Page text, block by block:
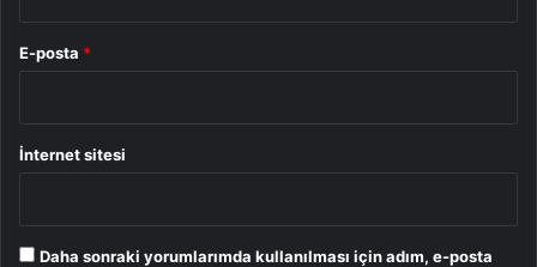
E-posta *
İnternet sitesi
Daha sonraki yorumlarımda kullanılması için adım, e-posta